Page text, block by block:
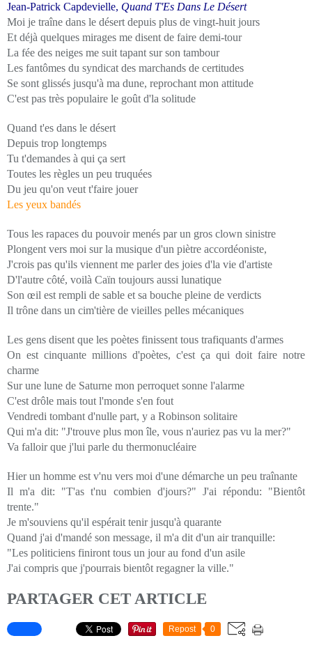
Jean-Patrick Capdevielle, Quand T'Es Dans Le Désert
Moi je traîne dans le désert depuis plus de vingt-huit jours
Et déjà quelques mirages me disent de faire demi-tour
La fée des neiges me suit tapant sur son tambour
Les fantômes du syndicat des marchands de certitudes
Se sont glissés jusqu'à ma dune, reprochant mon attitude
C'est pas très populaire le goût d'la solitude
Quand t'es dans le désert
Depuis trop longtemps
Tu t'demandes à qui ça sert
Toutes les règles un peu truquées
Du jeu qu'on veut t'faire jouer
Les yeux bandés
Tous les rapaces du pouvoir menés par un gros clown sinistre
Plongent vers moi sur la musique d'un piètre accordéoniste,
J'crois pas qu'ils viennent me parler des joies d'la vie d'artiste
D'l'autre côté, voilà Caïn toujours aussi lunatique
Son œil est rempli de sable et sa bouche pleine de verdicts
Il trône dans un cim'tière de vieilles pelles mécaniques
Les gens disent que les poètes finissent tous trafiquants d'armes
On est cinquante millions d'poètes, c'est ça qui doit faire notre
charme
Sur une lune de Saturne mon perroquet sonne l'alarme
C'est drôle mais tout l'monde s'en fout
Vendredi tombant d'nulle part, y a Robinson solitaire
Qui m'a dit: "J'trouve plus mon île, vous n'auriez pas vu la mer?"
Va falloir que j'lui parle du thermonucléaire
Hier un homme est v'nu vers moi d'une démarche un peu traînante
Il m'a dit: "T'as t'nu combien d'jours?" J'ai répondu: "Bientôt
trente."
Je m'souviens qu'il espérait tenir jusqu'à quarante
Quand j'ai d'mandé son message, il m'a dit d'un air tranquille:
"Les politiciens finiront tous un jour au fond d'un asile
J'ai compris que j'pourrais bientôt regagner la ville."
PARTAGER CET ARTICLE
Repost 0